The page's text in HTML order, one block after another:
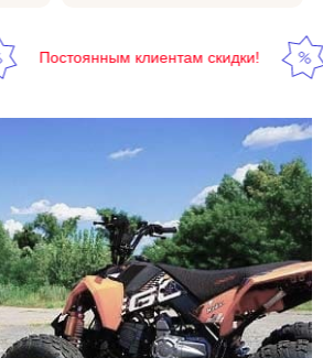
Постоянным клиентам скидки!